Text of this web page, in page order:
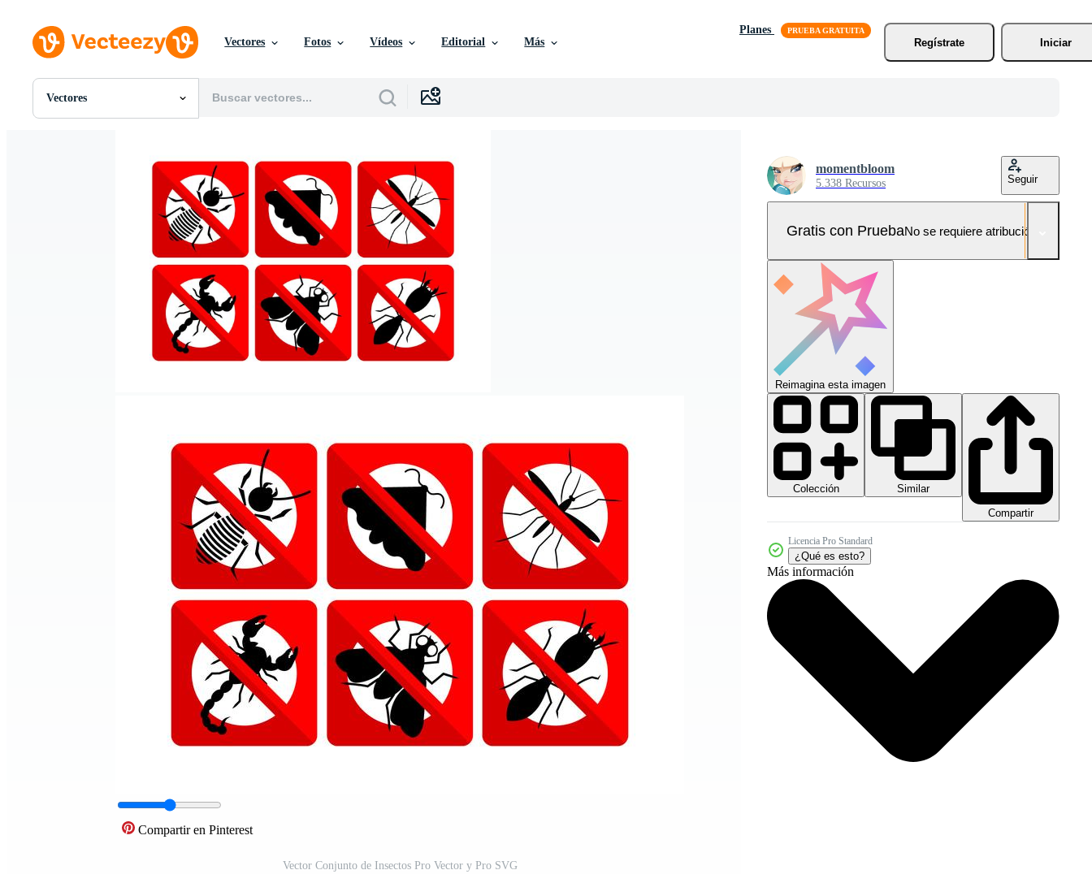
Vectores Fotos Vídeos Editorial Más
Planes
Regístrate
Iniciar
Vectores
Todas Imágenes
Gráficos en Movimiento
Imágenes Editoriales
Compartir en Pinterest
Vector Conjunto de Insectos Pro Vector y Pro SVG
momentbloom
5.338 Recursos Seguir
Gratis con PruebaNo se requiere atribución!
Reimagina esta imagen
Colección
Similar
Compartir
Licencia Pro Standard
¿Qué es esto?
Más información